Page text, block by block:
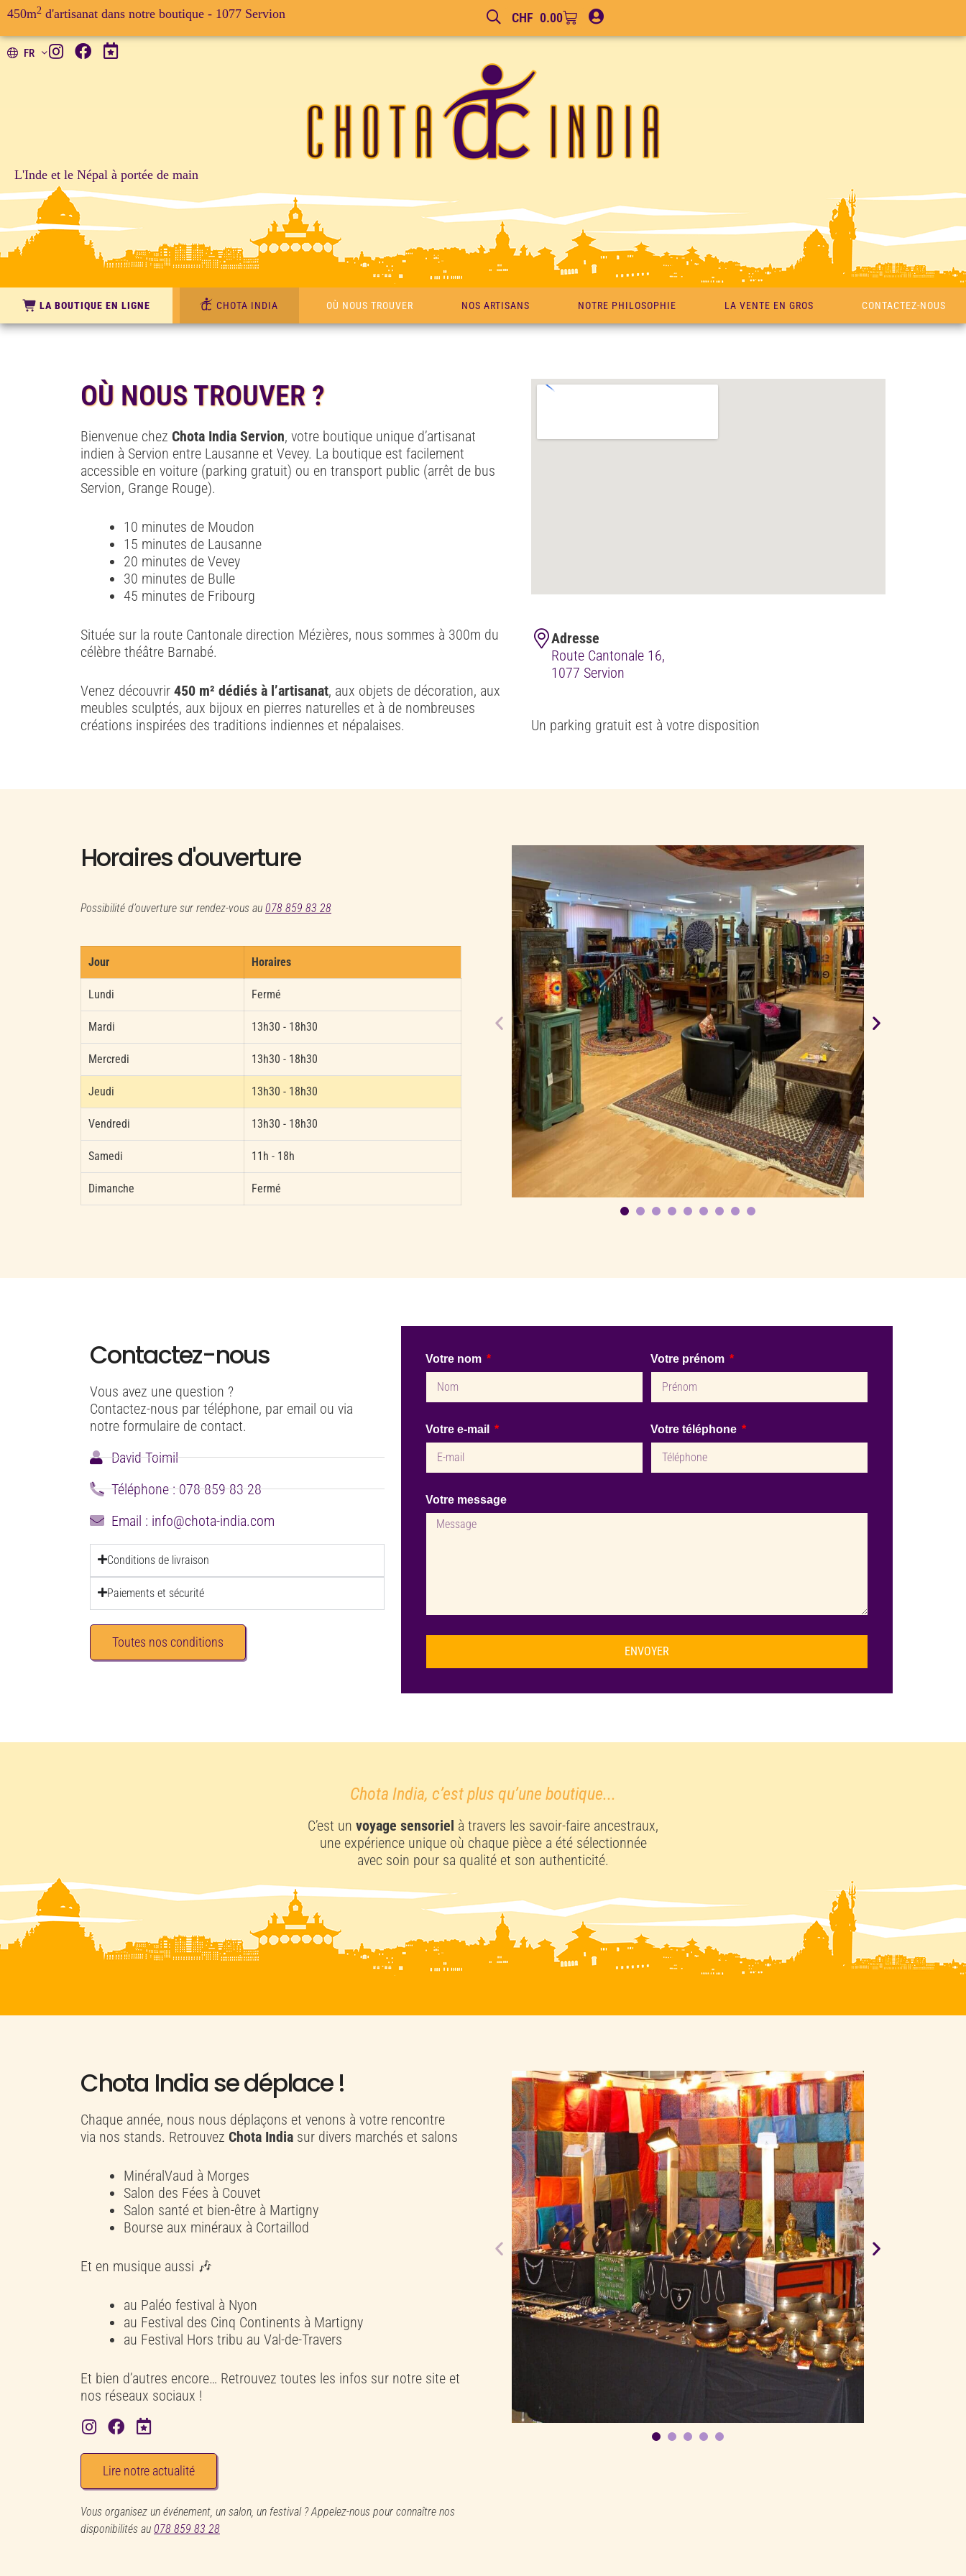
450m2 d'artisanat dans notre boutique - 1077 Servion CHF 0.00
FR
L'Inde et le Népal à portée de main
LA BOUTIQUE EN LIGNE CHOTA INDIA OÙ NOUS TROUVER NOS ARTISANS NOTRE PHILOSOPHIE LA VENTE EN GROS CONTACTEZ-NOUS
OÙ NOUS TROUVER ?
Bienvenue chez Chota India Servion, votre boutique unique d’artisanat
indien à Servion entre Lausanne et Vevey. La boutique est facilement
accessible en voiture (parking gratuit) ou en transport public (arrêt de bus
Servion, Grange Rouge).
10 minutes de Moudon
15 minutes de Lausanne
20 minutes de Vevey
30 minutes de Bulle
45 minutes de Fribourg
Située sur la route Cantonale direction Mézières, nous sommes à 300m du
célèbre théâtre Barnabé.
Venez découvrir 450 m² dédiés à l’artisanat, aux objets de décoration, aux
meubles sculptés, aux bijoux en pierres naturelles et à de nombreuses
créations inspirées des traditions indiennes et népalaises.
Adresse
Route Cantonale 16,
1077 Servion
Un parking gratuit est à votre disposition
Horaires d'ouverture
Possibilité d’ouverture sur rendez-vous au 078 859 83 28
Jour Horaires
Lundi Fermé
Mardi 13h30 - 18h30
Mercredi 13h30 - 18h30
Jeudi 13h30 - 18h30
Vendredi 13h30 - 18h30
Samedi 11h - 18h
Dimanche Fermé
Contactez-nous
Vous avez une question ?
Contactez-nous par téléphone, par email ou via
notre formulaire de contact.
David Toimil
Téléphone : 078 859 83 28
Email : info@chota-india.com
Conditions de livraison
Paiements et sécurité
Toutes nos conditions
Votre nom Votre prénom
Votre e-mail Votre téléphone
Votre message
ENVOYER
l
r
t
v
e
:
Chota India, c’est plus qu’une boutique...
C’est un voyage sensoriel à travers les savoir-faire ancestraux,
une expérience unique où chaque pièce a été sélectionnée
avec soin pour sa qualité et son authenticité.
Chota India se déplace !
Chaque année, nous nous déplaçons et venons à votre rencontre
via nos stands. Retrouvez Chota India sur divers marchés et salons
MinéralVaud à Morges
Salon des Fées à Couvet
Salon santé et bien-être à Martigny
Bourse aux minéraux à Cortaillod
Et en musique aussi 🎶
au Paléo festival à Nyon
au Festival des Cinq Continents à Martigny
au Festival Hors tribu au Val-de-Travers
Et bien d’autres encore… Retrouvez toutes les infos sur notre site et
nos réseaux sociaux !
Lire notre actualité
Vous organisez un événement, un salon, un festival ? Appelez-nous pour connaître nos
disponibilités au 078 859 83 28